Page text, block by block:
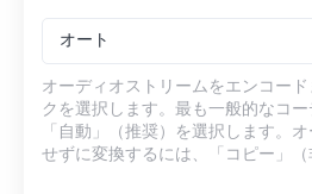
オート
オーディオストリームをエンコー
クを選択します。最も一般的なコー
「自動」（推奨）を選択します。
せずに変換するには、「コピー」（